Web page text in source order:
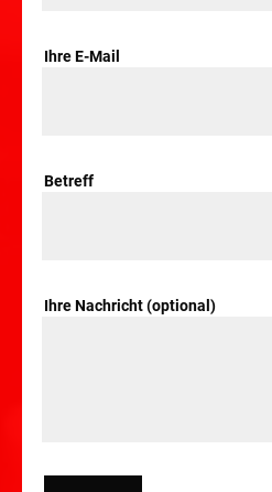
Ihre E-Mail
Betreff
Ihre Nachricht (optional)